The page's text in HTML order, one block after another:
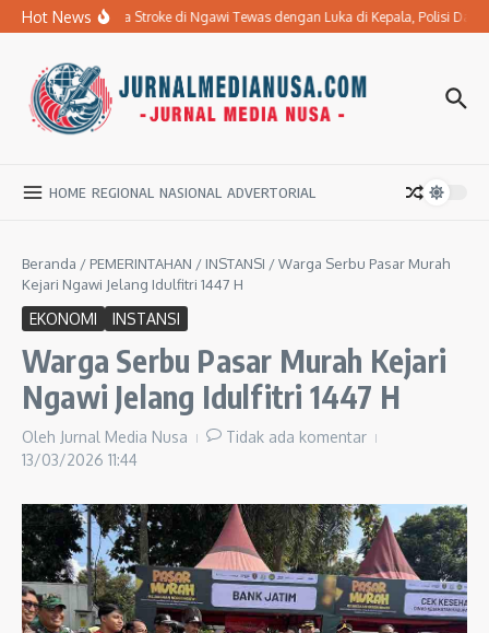
Lewati ke konten
Hot News
Ibu Penderita Stroke di Ngawi Tewas dengan Luka di Kepala, Polisi
HOME REGIONAL NASIONAL ADVERTORIAL
Beranda / PEMERINTAHAN / INSTANSI /Warga Serbu Pasar Murah
Kejari Ngawi Jelang Idulfitri 1447 H
EKONOMI INSTANSI
Warga Serbu Pasar Murah Kejari
Ngawi Jelang Idulfitri 1447 H
Oleh Jurnal Media Nusa
Tidak ada komentar
13/03/2026 11:44